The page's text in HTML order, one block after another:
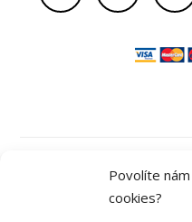
Povolíte
cookies?